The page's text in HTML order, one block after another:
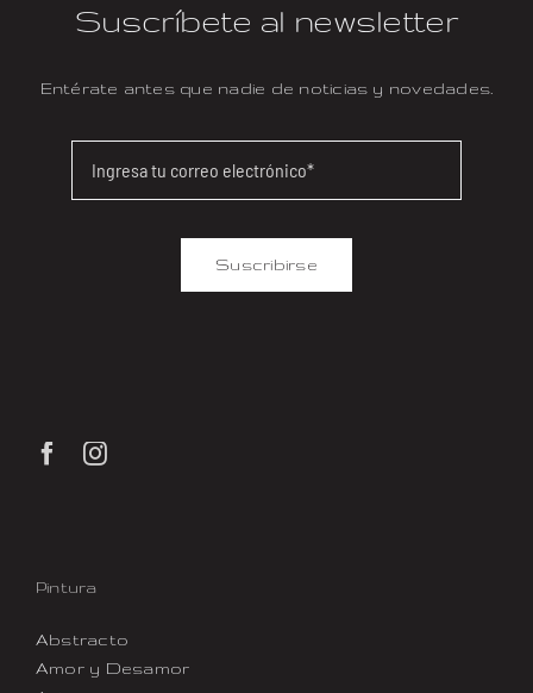
Suscríbete al newsletter
Entérate antes que nadie de noticias y novedades.
Suscribirse
Pintura
Abstracto
Amor y Desamor